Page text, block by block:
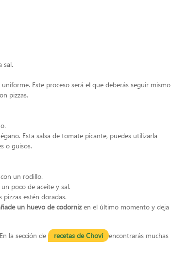
sal.
Este proceso será el que deberás seguir mismo
pizzas.
Esta salsa de tomate picante, puedes utilizarla
o guisos.
un rodillo.
poco de aceite y sal.
estén doradas.
un huevo de codornizen el último momento y deja
En la sección de recetas deChoví
encontrarás muchas